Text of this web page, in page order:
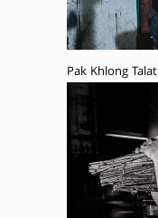
Pak Khlong Talat